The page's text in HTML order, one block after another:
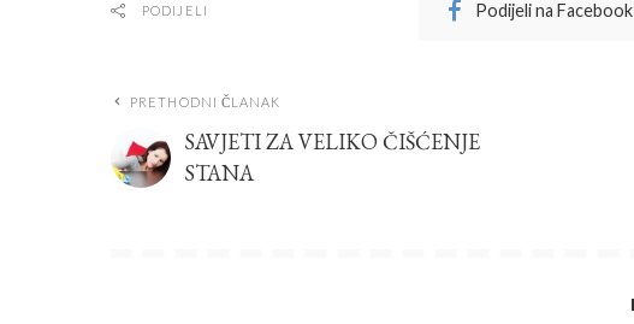
PODIJELI Podijeli na Facebook
PRETHODNI ČLANAK
SAVJETI ZA VELIKO ČIŠĆENJE
STANA